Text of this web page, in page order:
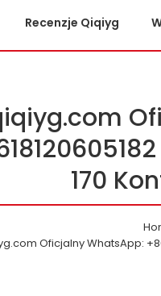
Recenzje Qiqiyg
170
Oficjalny WhatsApp: